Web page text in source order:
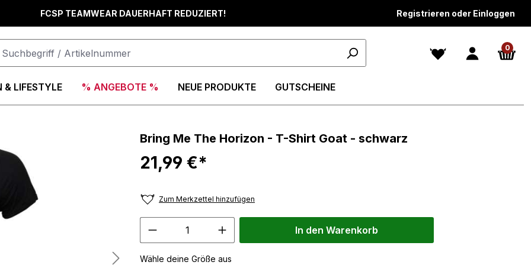
FCSP TEAMWEAR DAUERHAFT REDUZIERT! Registrieren oder Einloggen
0
& LIFESTYLE % ANGEBOTE % NEUE PRODUKTE GUTSCHEINE
Bring Me The Horizon - T-Shirt Goat - schwarz
21,99 €*
Zum Merkzettel hinzufügen
Wähle deine Größe aus
In den Warenkorb